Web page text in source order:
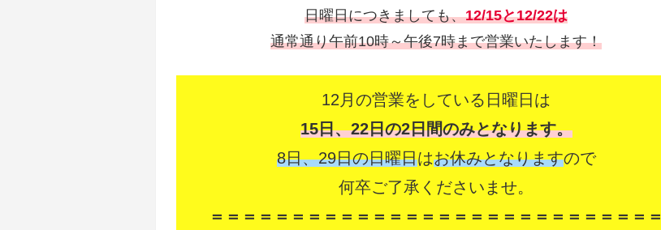
日曜日につきましても、12/15と12/22は
通常通り午前10時～午後7時まで営業いたします！
12月の営業をしている日曜日は
15日、22日の2日間のみとなります。
8日、29日の日曜日はお休みとなりますので
何卒ご了承くださいませ。
＝＝＝＝＝＝＝＝＝＝＝＝＝＝＝＝＝＝＝＝＝＝＝＝＝＝＝＝